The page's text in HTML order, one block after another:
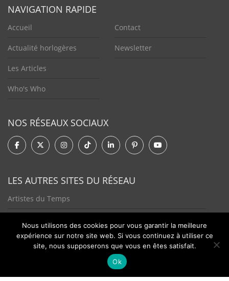
NAVIGATION RAPIDE
Accueil
Actualité horlogères
Les Articles
Who's Who
Contact
Newsletter
NOS RÉSEAUX SOCIAUX
LES AUTRES SITES DU RÉSEAU
Artistes du Temps
Nous utilisons des cookies pour vous garantir la meilleure
expérience sur notre site web. Si vous continuez à utiliser ce
site, nous supposerons que vous en êtes satisfait.
Ok